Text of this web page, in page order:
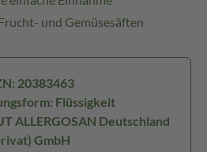
und Gemüsesäften
20383463
Flüssigkeit
ALLERGOSAN Deutschland
GmbH